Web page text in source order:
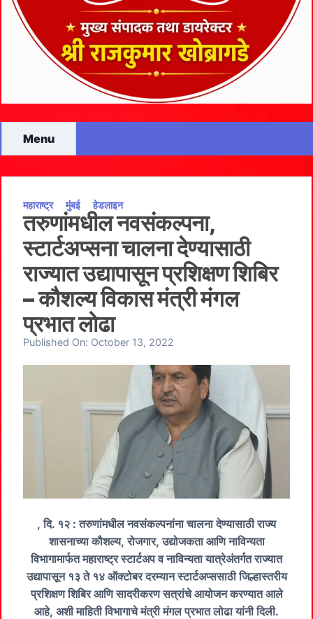
Menu
महाराष्ट्र मुंबई हेडलाइन
तरुणांमधील नवसंकल्पना,
स्टार्टअप्सना चालना देण्यासाठी
राज्यात उद्यापासून प्रशिक्षण शिबिर
– कौशल्य विकास मंत्री मंगल
प्रभात लोढा
Published On: October 13, 2022
, दि. १२ : तरुणांमधील नवसंकल्पनांना चालना देण्यासाठी राज्य
शासनाच्या कौशल्य, रोजगार, उद्योजकता आणि नाविन्यता
विभागामार्फत महाराष्ट्र स्टार्टअप व नाविन्यता यात्रेअंतर्गत राज्यात
उद्यापासून १३ ते १४ ऑक्टोबर दरम्यान स्टार्टअप्ससाठी जिल्हास्तरीय
प्रशिक्षण शिबिर आणि सादरीकरण सत्रांचे आयोजन करण्यात आले
आहे, अशी माहिती विभागाचे मंत्री मंगल प्रभात लोढा यांनी दिली.